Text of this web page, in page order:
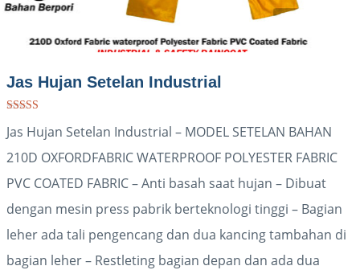
Jas Hujan Setelan Industrial
5.00
dari 5
Jas Hujan Setelan Industrial – MODEL SETELAN BAHAN
210D OXFORDFABRIC WATERPROOF POLYESTER FABRIC
PVC COATED FABRIC – Anti basah saat hujan – Dibuat
dengan mesin press pabrik berteknologi tinggi – Bagian
leher ada tali pengencang dan dua kancing tambahan di
bagian leher – Restleting bagian depan dan ada dua